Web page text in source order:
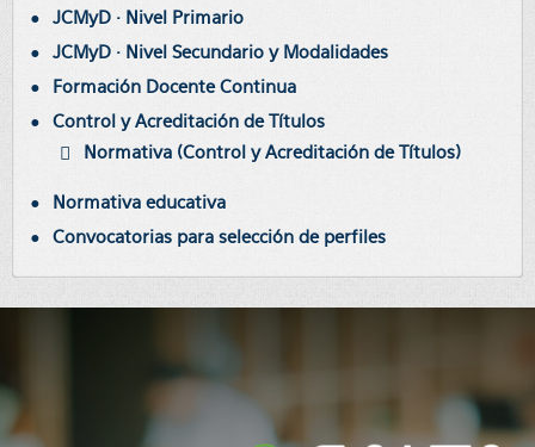
JCMyD · Nivel Primario
JCMyD · Nivel Secundario y Modalidades
Formación Docente Continua
Control y Acreditación de Títulos
Normativa (Control y Acreditación de Títulos)
Normativa educativa
Convocatorias para selección de perfiles